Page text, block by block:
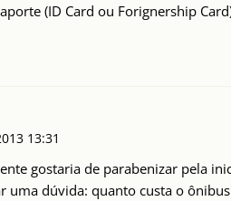
(ID Card ou Forignership
13:31
gostaria de parabenizar pela
uma dúvida: quanto custa o